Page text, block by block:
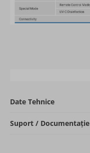
Date Tehnice
Suport / Documentație